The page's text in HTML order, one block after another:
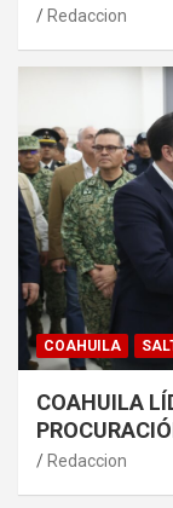
Redaccion
COAHUILA
COAHUILA
Redaccion